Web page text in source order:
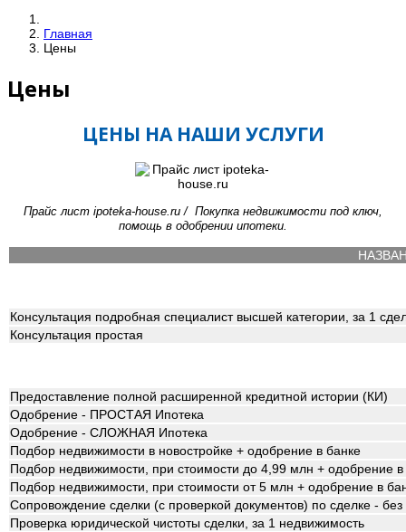
Главная
Цены
Цены
ЦЕНЫ НА НАШИ УСЛУГИ
Прайс лист ipoteka-house.ru / Покупка недвижимости под ключ,
помощь в одобрении ипотеки.
Консультация подробная специалист высшей категории, за 1
Консультация простая
Предоставление полной расширенной кредитной истории (КИ)
Одобрение - ПРОСТАЯ Ипотека
Одобрение - СЛОЖНАЯ Ипотека
Подбор недвижимости в новостройке + одобрение в банке
Подбор недвижимости, при стоимости до 4,99 млн + одобрение в
Подбор недвижимости, при стоимости от 5 млн + одобрение в
Сопровождение сделки (с проверкой документов) по сделке -
Проверка юридической чистоты сделки, за 1 недвижимость